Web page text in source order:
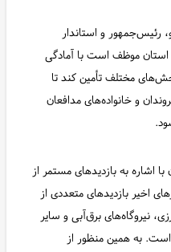
رئیس‌جمهور و استاندار
موظف است با آمادگی
مختلف تأمین کند تا
و خانواده‌های مدافعان
به بازدیدهای مستمر از
بازدیدهای متعددی از
برق‌آبی و سایر
به همین منظور از